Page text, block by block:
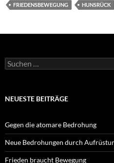
FRIEDENSBEWEGUNG
HUNSRÜCK
Suchen
nach:
NEUESTE BEITRÄGE
Gegen die atomare Bedrohung
Neue Bedrohungen durch
Frieden braucht Bewegung